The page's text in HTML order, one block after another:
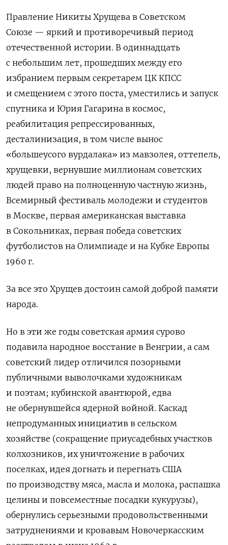
Правление Никиты Хрущева в Советском
Союзе — яркий и противоречивый период
отечественной истории. В одиннадцать
с небольшим лет, прошедших между его
избранием первым секретарем ЦК КПСС
и смещением с этого поста, уместились и запуск
спутника и Юрия Гагарина в космос,
реабилитация репрессированных,
десталинизация, в том числе вынос
«большеусого вурдалака» из мавзолея, оттепель,
хрущевки, вернувшие миллионам советских
людей право на полноценную частную жизнь,
Всемирный фестиваль молодежи и студентов
в Москве, первая американская выставка
в Сокольниках, первая победа советских
футболистов на Олимпиаде и на Кубке Европы
1960 г.
За все это Хрущев достоин самой доброй памяти
народа.
Но в эти же годы советская армия сурово
подавила народное восстание в Венгрии, а сам
советский лидер отличился позорными
публичными выволочками художникам
и поэтам; кубинской авантюрой, едва
не обернувшейся ядерной войной. Каскад
непродуманных инициатив в сельском
хозяйстве (сокращение приусадебных участков
колхозников, их уничтожение в рабочих
поселках, идея догнать и перегнать США
по производству мяса, масла и молока, распашка
целины и повсеместные посадки кукурузы),
обернулись серьезными продовольственными
затруднениями и кровавым Новочеркасским